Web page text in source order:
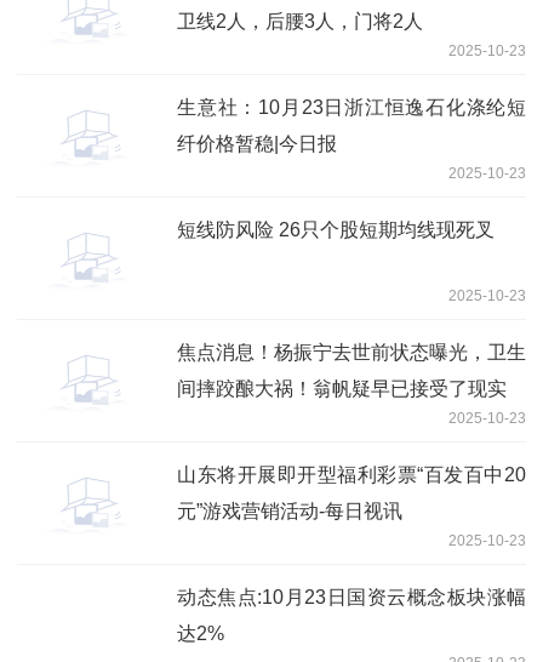
卫线2人，后腰3人，门将2人
2025-10-23
生意社：10月23日浙江恒逸石化涤纶短
纤价格暂稳|今日报
2025-10-23
短线防风险 26只个股短期均线现死叉
2025-10-23
焦点消息！杨振宁去世前状态曝光，卫生
间摔跤酿大祸！翁帆疑早已接受了现实
2025-10-23
山东将开展即开型福利彩票“百发百中20
元”游戏营销活动-每日视讯
2025-10-23
动态焦点:10月23日国资云概念板块涨幅
达2%